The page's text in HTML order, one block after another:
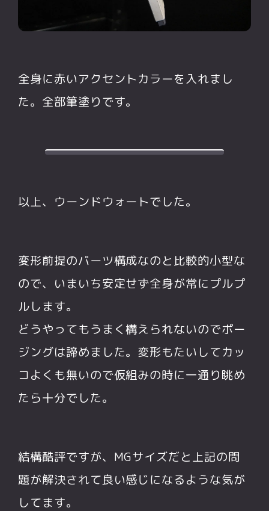
全身に赤いアクセントカラーを入れまし
た。全部筆塗りです。
以上、ウーンドウォートでした。
変形前提のパーツ構成なのと比較的小型な
ので、いまいち安定せず全身が常にプルプ
ルします。
どうやってもうまく構えられないのでポー
ジングは諦めました。変形もたいしてカッ
コよくも無いので仮組みの時に一通り眺め
たら十分でした。
結構酷評ですが、MGサイズだと上記の問
題が解決されて良い感じになるような気が
してます。